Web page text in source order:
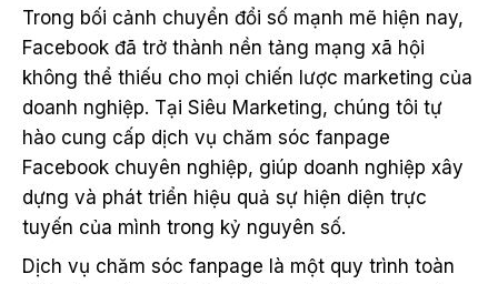
Trong bối cảnh chuyển đổi số mạnh mẽ hiện nay,
Facebook đã trở thành nền tảng mạng xã hội
không thể thiếu cho mọi chiến lược marketing của
doanh nghiệp. Tại Siêu Marketing, chúng tôi tự
hào cung cấp dịch vụ chăm sóc fanpage
Facebook chuyên nghiệp, giúp doanh nghiệp xây
dựng và phát triển hiệu quả sự hiện diện trực
tuyến của mình trong kỷ nguyên số.
Dịch vụ chăm sóc fanpage là một quy trình toàn